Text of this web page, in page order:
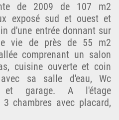
de 2009 de 107 m2
exposé sud et ouest et
d'une entrée donnant sur
vie de près de 55 m2
comprenant un salon
cuisine ouverte et coin
sa salle d'eau, Wc
et garage. A l'étage
3 chambres avec placard,